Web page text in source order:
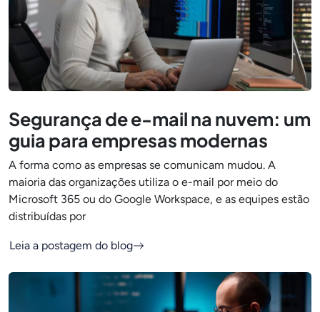
Segurança de e-mail na nuvem: um
guia para empresas modernas
A forma como as empresas se comunicam mudou. A
maioria das organizações utiliza o e-mail por meio do
Microsoft 365 ou do Google Workspace, e as equipes estão
distribuídas por
Leia a postagem do blog